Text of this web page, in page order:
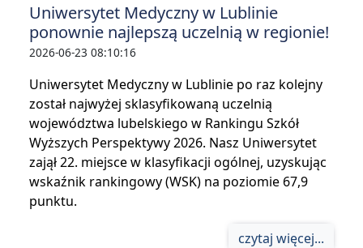
Uniwersytet Medyczny w Lublinie
ponownie najlepszą uczelnią w regionie!
2026-06-23 08:10:16
Uniwersytet Medyczny w Lublinie po raz kolejny
został najwyżej sklasyfikowaną uczelnią
województwa lubelskiego w Rankingu Szkół
Wyższych Perspektywy 2026. Nasz Uniwersytet
zajął 22. miejsce w klasyfikacji ogólnej, uzyskując
wskaźnik rankingowy (WSK) na poziomie 67,9
punktu.
czytaj więcej...